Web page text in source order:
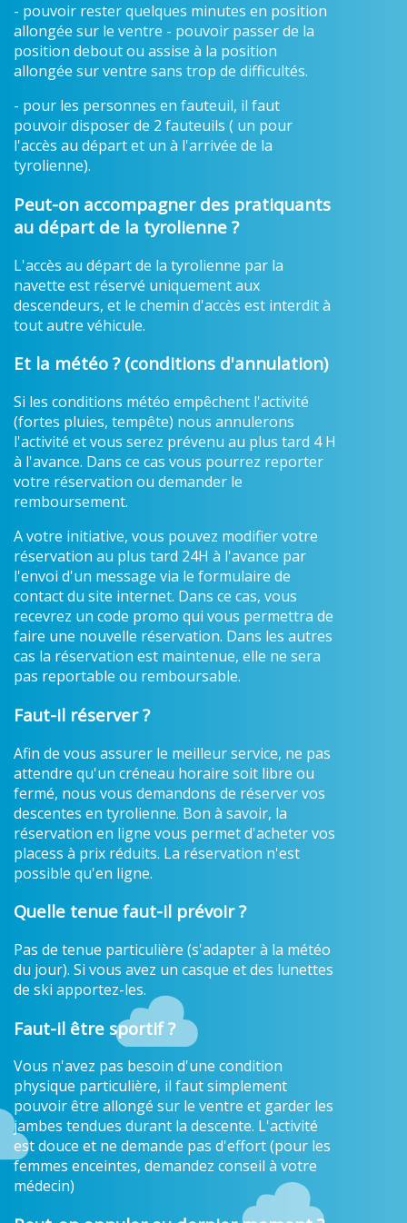
- pouvoir rester quelques minutes en position
allongée sur le ventre - pouvoir passer de la
position debout ou assise à la position
allongée sur ventre sans trop de difficultés.
- pour les personnes en fauteuil, il faut
pouvoir disposer de 2 fauteuils ( un pour
l'accès au départ et un à l'arrivée de la
tyrolienne).
Peut-on accompagner des pratiquants
au départ de la tyrolienne ?
L'accès au départ de la tyrolienne par la
navette est réservé uniquement aux
descendeurs, et le chemin d'accès est interdit à
tout autre véhicule.
Et la météo ? (conditions d'annulation)
Si les conditions météo empêchent l'activité
(fortes pluies, tempête) nous annulerons
l'activité et vous serez prévenu au plus tard 4 H
à l'avance. Dans ce cas vous pourrez reporter
votre réservation ou demander le
remboursement.
A votre initiative, vous pouvez modifier votre
réservation au plus tard 24H à l'avance par
l'envoi d'un message via le formulaire de
contact du site internet. Dans ce cas, vous
recevrez un code promo qui vous permettra de
faire une nouvelle réservation. Dans les autres
cas la réservation est maintenue, elle ne sera
pas reportable ou remboursable.
Faut-il réserver ?
Afin de vous assurer le meilleur service, ne pas
attendre qu'un créneau horaire soit libre ou
fermé, nous vous demandons de réserver vos
descentes en tyrolienne. Bon à savoir, la
réservation en ligne vous permet d'acheter vos
placess à prix réduits. La réservation n'est
possible qu'en ligne.
Quelle tenue faut-il prévoir ?
Pas de tenue particulière (s'adapter à la météo
du jour). Si vous avez un casque et des lunettes
de ski apportez-les.
Faut-il être sportif ?
Vous n'avez pas besoin d'une condition
physique particulière, il faut simplement
pouvoir être allongé sur le ventre et garder les
jambes tendues durant la descente. L'activité
est douce et ne demande pas d'effort (pour les
femmes enceintes, demandez conseil à votre
médecin)